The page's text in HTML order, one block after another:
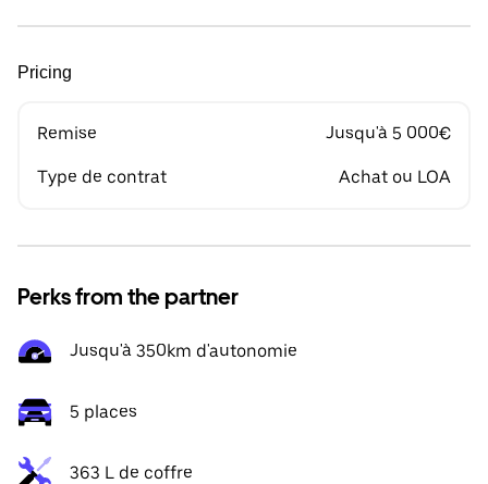
Pricing
Remise Jusqu'à 5 000€
Type de contrat Achat ou LOA
Perks from the partner
Jusqu'à 350km d'autonomie
5 places
363 L de coffre